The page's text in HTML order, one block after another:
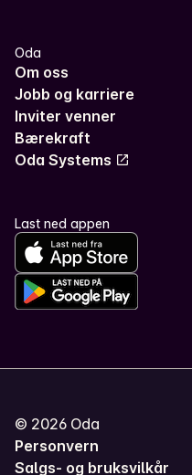
Oda
Om oss
Jobb og karriere
Inviter venner
Bærekraft
Oda Systems
Last ned appen
© 2026 Oda
Personvern
Salgs- og bruksvilkår